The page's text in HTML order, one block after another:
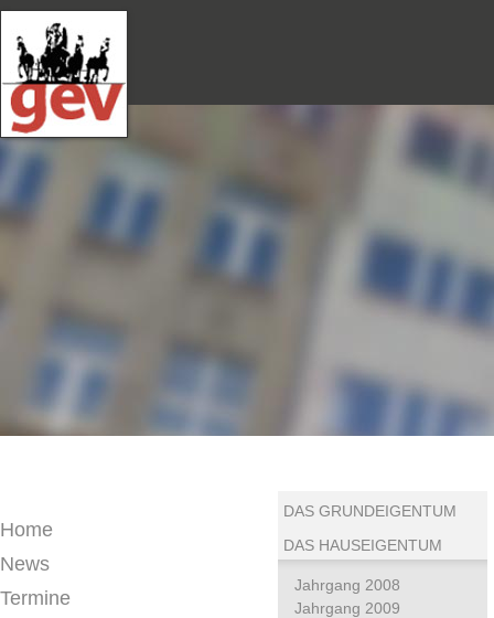
Home
News
Termine
DAS GRUNDEIGENTUM
DAS HAUSEIGENTUM
Jahrgang 2008
Jahrgang 2009